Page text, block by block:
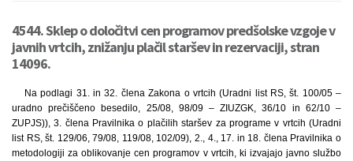
4544. Sklep o določitvi cen programov predšolske vzgoje v
javnih vrtcih, znižanju plačil staršev in rezervaciji, stran
14096.
Na podlagi 31. in 32. člena Zakona o vrtcih (Uradni list RS, št. 100/05 –
uradno prečiščeno besedilo, 25/08, 98/09 – ZIUZGK, 36/10 in 62/10 –
ZUPJS)), 3. člena Pravilnika o plačilih staršev za programe v vrtcih (Uradni
list RS, št. 129/06, 79/08, 119/08, 102/09), 2., 4., 17. in 18. člena Pravilnika o
metodologiji za oblikovanje cen programov v vrtcih, ki izvajajo javno službo